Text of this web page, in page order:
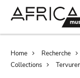
Home Recherche
Collections